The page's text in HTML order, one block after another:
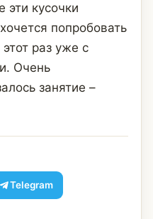
кусочки
попробовать
раз уже с
Очень
занятие –
Telegram